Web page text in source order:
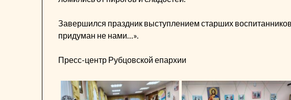
Завершился праздник выступлением старших
придуман не нами…».
Пресс-центр Рубцовской епархии